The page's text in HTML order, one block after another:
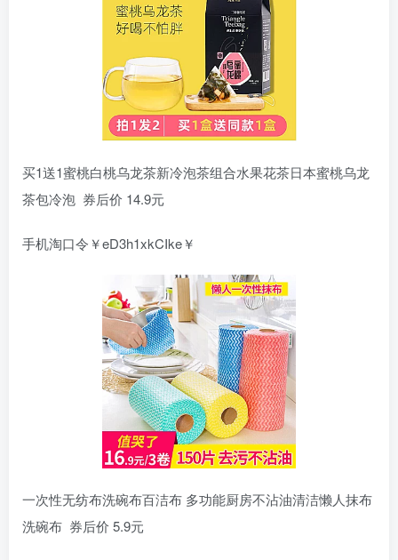
买1送1蜜桃白桃乌龙茶新冷泡茶组合水果花茶日本蜜桃乌龙
茶包冷泡 券后价 14.9元
手机淘口令￥eD3h1xkCIke￥
一次性无纺布洗碗布百洁布 多功能厨房不沾油清洁懒人抹布
洗碗布 券后价 5.9元